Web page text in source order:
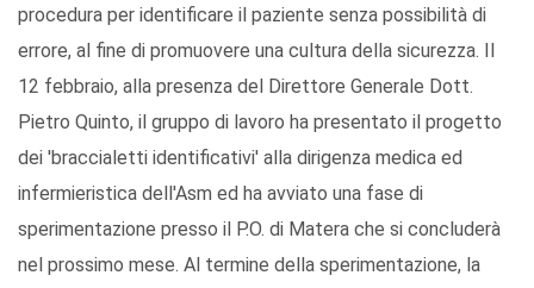
procedura per identificare il paziente senza possibilità di
errore, al fine di promuovere una cultura della sicurezza. Il
12 febbraio, alla presenza del Direttore Generale Dott.
Pietro Quinto, il gruppo di lavoro ha presentato il progetto
dei 'braccialetti identificativi' alla dirigenza medica ed
infermieristica dell'Asm ed ha avviato una fase di
sperimentazione presso il P.O. di Matera che si concluderà
nel prossimo mese. Al termine della sperimentazione, la